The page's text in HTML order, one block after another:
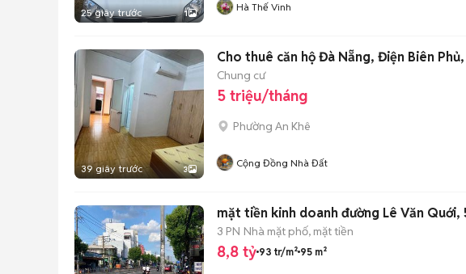
25 giây trước 1 Hà Thế Vinh
39 giây trước 3
Cho thuê căn hộ Đà Nẵng, Điện Biên
Chung cư
5 triệu/tháng
Phường An Khê
Cộng Đồng Nhà Đất
mặt tiền kinh doanh đường Lê Văn Quới,
3 PN Nhà mặt phố, mặt tiền
8,8 tỷ 93 tr/m² 95 m²